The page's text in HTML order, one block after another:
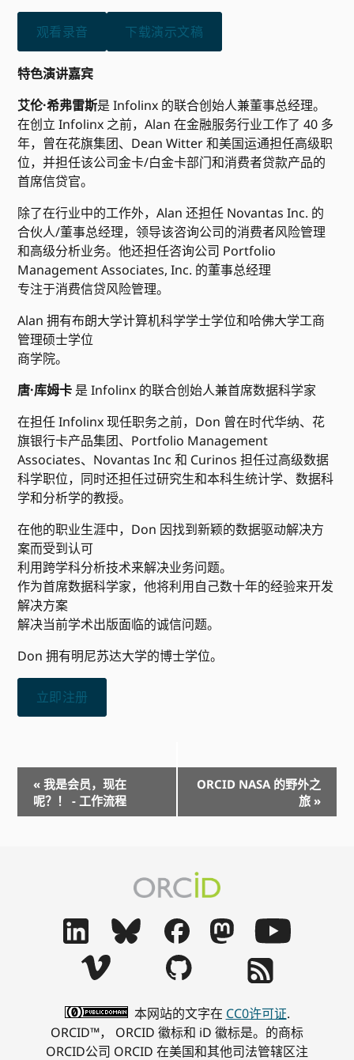
观看录音 下载演示文稿
特色演讲嘉宾
艾伦·希弗雷斯是 Infolinx 的联合创始人兼董事总经理。
在创立 Infolinx 之前，Alan 在金融服务行业工作了 40 多
年，曾在花旗集团、Dean Witter 和美国运通担任高级职
位，并担任该公司金卡/白金卡部门和消费者贷款产品的
首席信贷官。
除了在行业中的工作外，Alan 还担任 Novantas Inc. 的
合伙人/董事总经理，领导该咨询公司的消费者风险管理
和高级分析业务。他还担任咨询公司 Portfolio
Management Associates, Inc. 的董事总经理
专注于消费信贷风险管理。
Alan 拥有布朗大学计算机科学学士学位和哈佛大学工商
管理硕士学位
商学院。
唐·库姆卡 是 Infolinx 的联合创始人兼首席数据科学家
在担任 Infolinx 现任职务之前，Don 曾在时代华纳、花
旗银行卡产品集团、Portfolio Management
Associates、Novantas Inc 和 Curinos 担任过高级数据
科学职位，同时还担任过研究生和本科生统计学、数据科
学和分析学的教授。
在他的职业生涯中，Don 因找到新颖的数据驱动解决方
案而受到认可
利用跨学科分析技术来解决业务问题。
作为首席数据科学家，他将利用自己数十年的经验来开发
解决方案
解决当前学术出版面临的诚信问题。
Don 拥有明尼苏达大学的博士学位。
立即注册
事
件
« 我是会员，现在
呢？！ - 工作流程
ORCID NASA 的野外之
旅 »
本网站的文字在 CC0许可证.
ORCID™， ORCID 徽标和 iD 徽标是。的商标
ORCID公司 ORCID 在美国和其他司法管辖区注